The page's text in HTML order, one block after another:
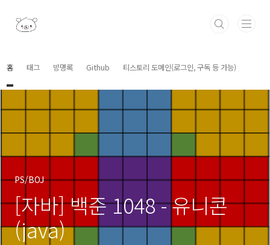
홈 태그 방명록 Github 티스토리 도메인(로그인, 구독 등 가능)
PS/BOJ
[자바] 백준 1048 - 유니콘
(java)